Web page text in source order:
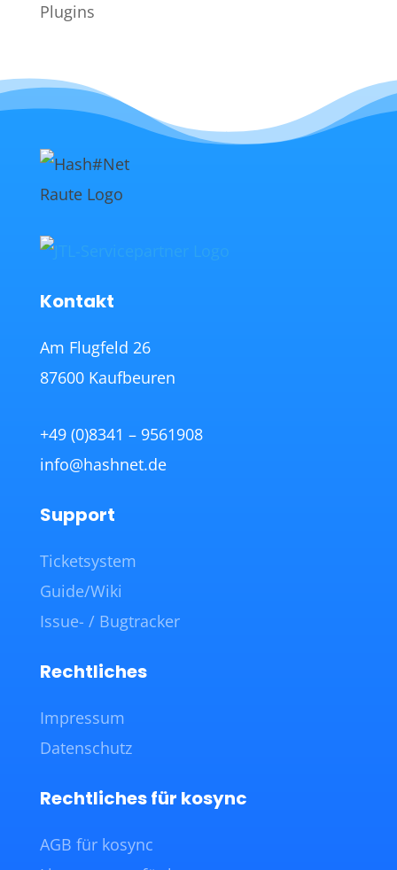
Plugins
Kontakt
Am Flugfeld 26
87600 Kaufbeuren
+49 (0)8341 – 9561908
info@hashnet.de
Support
Ticketsystem
Guide/Wiki
Issue- / Bugtracker
Rechtliches
Impressum
Datenschutz
Rechtliches für kosync
AGB für kosync